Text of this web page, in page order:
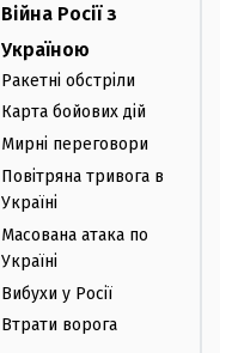
Війна Росії з
Україною
Ракетні обстріли
Карта бойових дій
Мирні переговори
Повітряна тривога в
Україні
Масована атака по
Україні
Вибухи у Росії
Втрати ворога